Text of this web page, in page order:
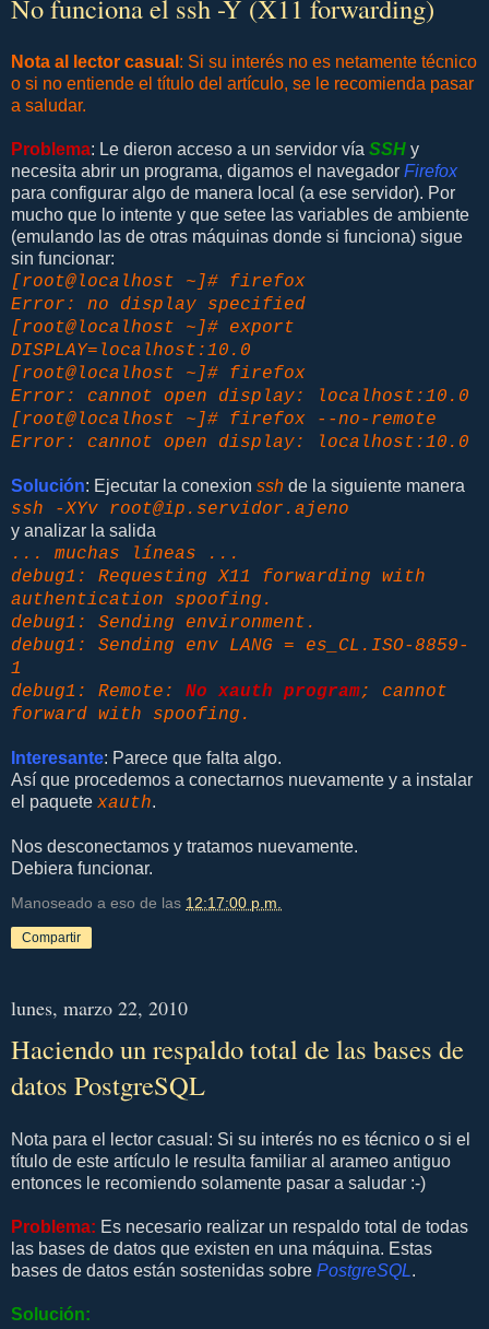
No funciona el ssh -Y (X11 forwarding)
Nota al lector casual : Si su interés no es netamente técnico
o si no entiende el título del artículo, se le recomienda pasar
a saludar.
Problema: Le dieron acceso a un servidor vía SSH y
necesita abrir un programa, digamos el navegador Firefox
para configurar algo de manera local (a ese servidor). Por
mucho que lo intente y que setee las variables de ambiente
(emulando las de otras máquinas donde si funciona) sigue
sin funcionar:
[root@localhost ~]# firefox
Error: no display specified
[root@localhost ~]# export
DISPLAY=localhost:10.0
[root@localhost ~]# firefox
Error: cannot open display: localhost:10.0
[root@localhost ~]# firefox --no-remote
Error: cannot open display: localhost:10.0
Solución: Ejecutar la conexion ssh de la siguiente manera
ssh -XYv root@ip.servidor.ajeno
y analizar la salida
... muchas líneas ...
debug1: Requesting X11 forwarding with
authentication spoofing.
debug1: Sending environment.
debug1: Sending env LANG = es_CL.ISO-8859-
1
debug1: Remote: No xauth program; cannot
forward with spoofing.
Interesante: Parece que falta algo.
Así que procedemos a conectarnos nuevamente y a instalar
el paquete xauth.
Nos desconectamos y tratamos nuevamente.
Debiera funcionar.
Manoseado a eso de las 12:17:00 p.m.
Compartir
lunes, marzo 22, 2010
Haciendo un respaldo total de las bases de
datos PostgreSQL
Nota para el lector casual: Si su interés no es técnico o si el
título de este artículo le resulta familiar al arameo antiguo
entonces le recomiendo solamente pasar a saludar :-)
Problema: Es necesario realizar un respaldo total de todas
las bases de datos que existen en una máquina. Estas
bases de datos están sostenidas sobre PostgreSQL.
Solución: